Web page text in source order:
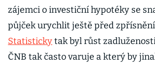
zájemci o investiční hypotéky se
půjček urychlit ještě před
Statistickytak byl růst
ČNB tak často varuje a který by